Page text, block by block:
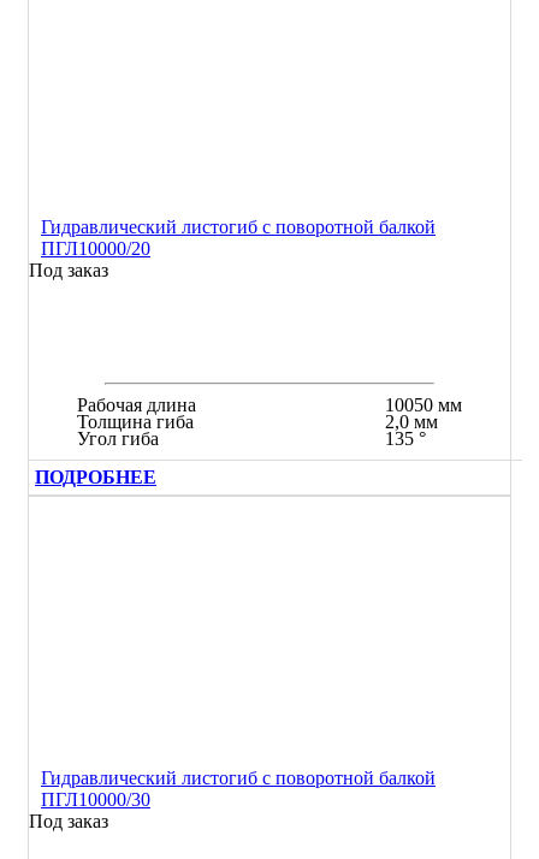
Гидравлический листогиб с поворотной балкой
ПГЛ10000/20
Под заказ
Рабочая длина
Толщина гиба
Угол гиба
10050 мм
2,0 мм
135 °
ПОДРОБНЕЕ
Гидравлический листогиб с поворотной балкой
ПГЛ10000/30
Под заказ